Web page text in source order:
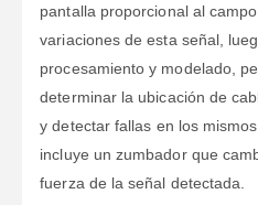
pantalla proporcional al
variaciones de esta señal,
procesamiento y modelado,
determinar la ubicación de
y detectar fallas en los
incluye un zumbador que
fuerza de la señal detectada.